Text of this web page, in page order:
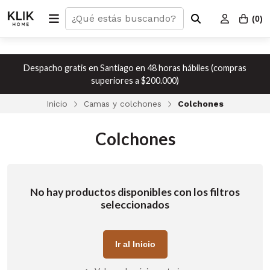
(0)
Despacho gratis en Santiago en 48 horas hábiles (compras
superiores a $200.000)
Inicio Camas y colchones Colchones
Colchones
No hay productos disponibles con los filtros
seleccionados
Ir al Inicio